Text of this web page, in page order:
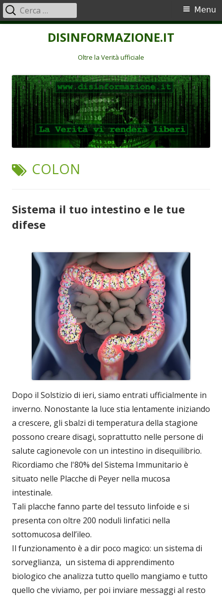
DISINFORMAZIONE.IT
Oltre la Verità ufficiale
Menu
principale
Menu
Ricerca
per:
TAG:
COLON
Sistema il tuo intestino e le tue
difese
Dopo il Solstizio di ieri, siamo entrati ufficialmente in
inverno. Nonostante la luce stia lentamente iniziando
a crescere, gli sbalzi di temperatura della stagione
possono creare disagi, soprattutto nelle persone di
salute cagionevole con un intestino in disequilibrio.
Ricordiamo che l'80% del Sistema Immunitario è
situato nelle Placche di Peyer nella mucosa
intestinale.
Tali placche fanno parte del tessuto linfoide e si
presenta con oltre 200 noduli linfatici nella
sottomucosa dell’ileo.
Il funzionamento è a dir poco magico: un sistema di
sorveglianza, un sistema di apprendimento
biologico che analizza tutto quello mangiamo e tutto
quello che viviamo, per poi inviare messaggi al resto